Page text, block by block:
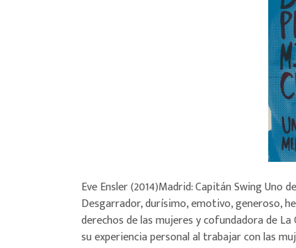
Eve Ensler (2014)Madrid: Capitán Swing
Desgarrador, durísimo, emotivo, generoso,
derechos de las mujeres y cofundadora de
su experiencia personal al trabajar con las